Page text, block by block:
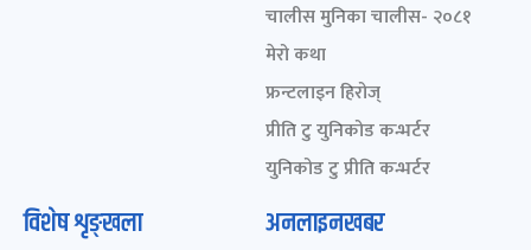
चालीस मुनिका चालीस- २०८१
मेरो कथा
फ्रन्टलाइन हिरोज्
प्रीति टु युनिकोड कन्भर्टर
युनिकोड टु प्रीति कन्भर्टर
विशेष शृङ्खला अनलाइनखबर